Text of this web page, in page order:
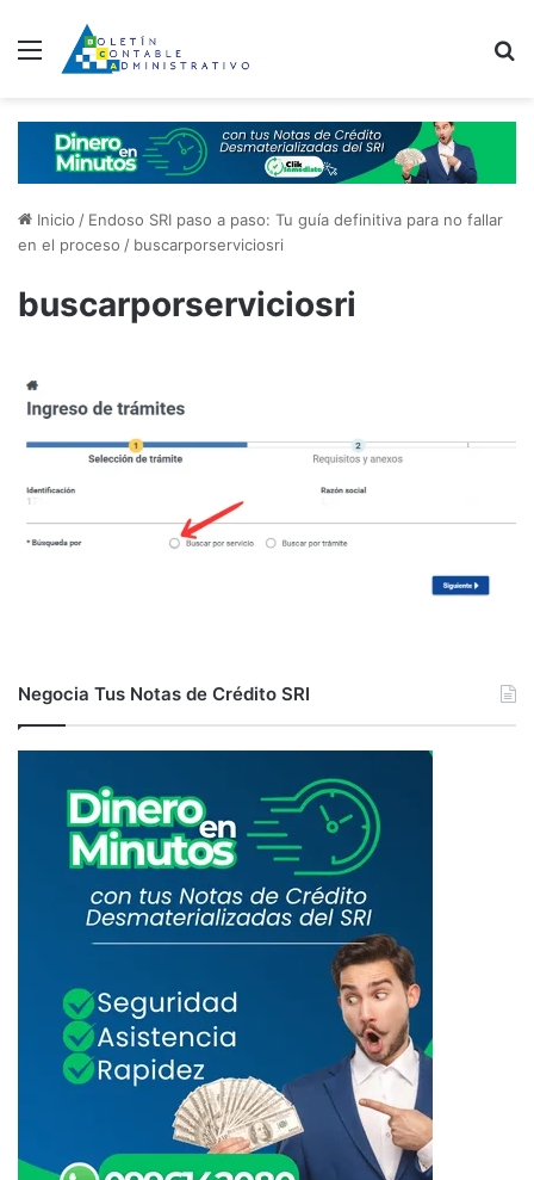
Menú
Inicio / Endoso SRI paso a paso: Tu guía definitiva para no fallar
en el proceso / buscarporserviciosri
buscarporserviciosri
Negocia Tus Notas de Crédito SRI